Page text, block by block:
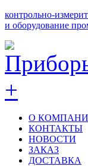
контрольно-
и оборудование
О
КОНТАКТЫ
НОВОСТИ
ЗАКАЗ
ДОСТАВКА